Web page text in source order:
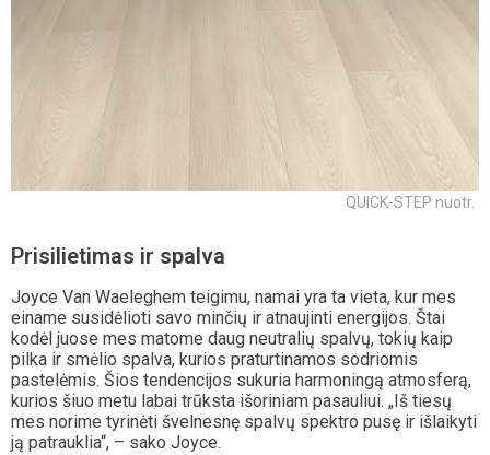
QUICK-STEP nuotr.
Prisilietimas ir spalva
Joyce Van Waeleghem teigimu, namai yra ta vieta, kur mes
einame susidėlioti savo minčių ir atnaujinti energijos. Štai
kodėl juose mes matome daug neutralių spalvų, tokių kaip
pilka ir smėlio spalva, kurios praturtinamos sodriomis
pastelėmis. Šios tendencijos sukuria harmoningą atmosferą,
kurios šiuo metu labai trūksta išoriniam pasauliui. „Iš tiesų
mes norime tyrinėti švelnesnę spalvų spektro pusę ir išlaikyti
ją patrauklia“, – sako Joyce.